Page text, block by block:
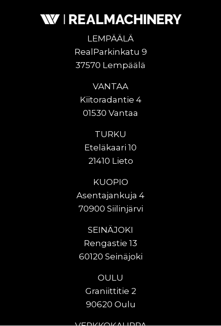
LEMPÄÄLÄ
RealParkinkatu 9
37570 Lempäälä
VANTAA
Kiitoradantie 4
01530 Vantaa
TURKU
Eteläkaari 10
21410 Lieto
KUOPIO
Asentajankuja 4
70900 Siilinjärvi
SEINÄJOKI
Rengastie 13
60120 Seinäjoki
OULU
Graniittitie 2
90620 Oulu